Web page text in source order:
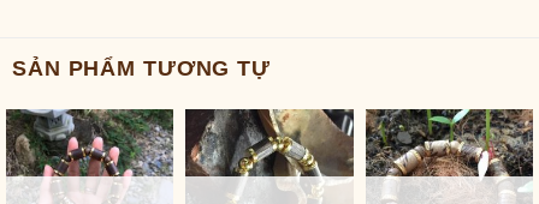
SẢN PHẨM TƯƠNG TỰ